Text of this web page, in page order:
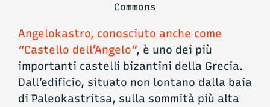
Commons
Angelokastro, conosciuto anche come
“Castello dell’Angelo”, è uno dei più
importanti castelli bizantini della Grecia.
Dall’edificio, situato non lontano dalla baia
di Paleokastritsa, sulla sommità più alta